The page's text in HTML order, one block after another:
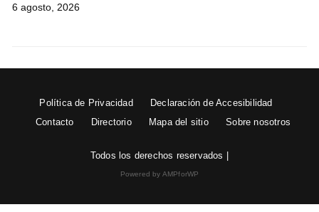
6 agosto, 2026
Política de Privacidad
Declaración de Accesibilidad
Contacto
Directorio Mapa del sitio Sobre nosotros
Todos los derechos reservados |
Powered by AMPforWP